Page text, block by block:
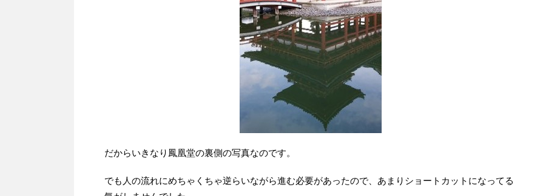
だからいきなり鳳凰堂の裏側の写真なのです。
でも人の流れにめちゃくちゃ逆らいながら進む必要があったので、あまりショートカットになってる